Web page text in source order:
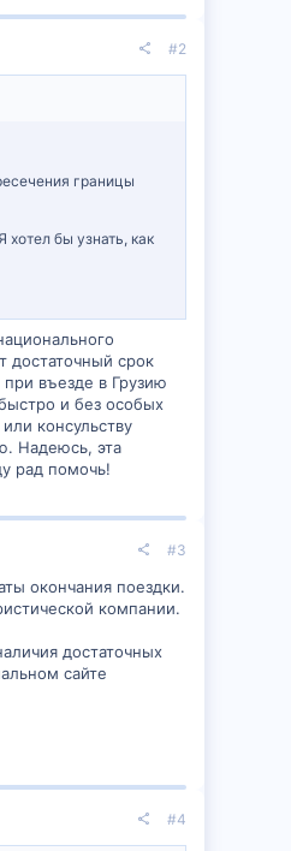
#2
границы
бы узнать, как
достаточный срок
въезде в Грузию
и без особых
консульству
Надеюсь, эта
рад помочь!
#3
окончания поездки.
компании.
достаточных
сайте
#4